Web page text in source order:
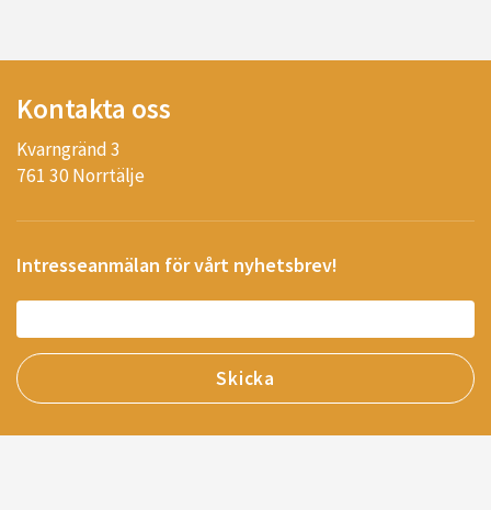
Kontakta oss
Kvarngränd 3
761 30 Norrtälje
Intresseanmälan för vårt nyhetsbrev!